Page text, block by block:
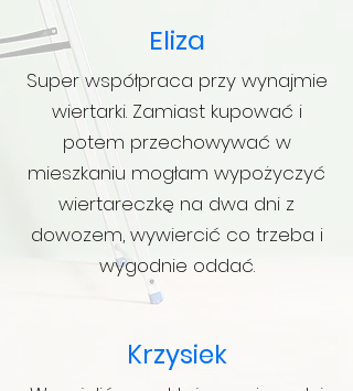
Eliza
Super współpraca przy wynajmie
wiertarki. Zamiast kupować i
potem przechowywać w
mieszkaniu mogłam wypożyczyć
wiertareczkę na dwa dni z
dowozem, wywiercić co trzeba i
wygodnie oddać.
Krzysiek